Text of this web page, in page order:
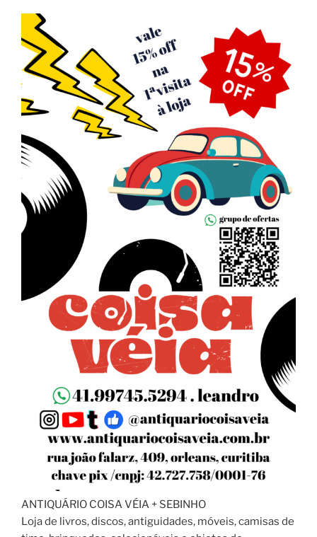
ANTIQUÁRIO COISA VÉIA + SEBINHO
Loja de livros, discos, antiguidades, móveis, camisas de